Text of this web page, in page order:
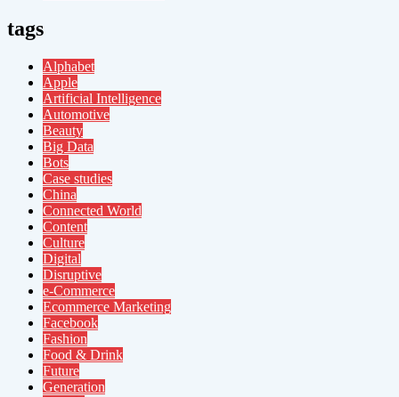
tags
Alphabet
Apple
Artificial Intelligence
Automotive
Beauty
Big Data
Bots
Case studies
China
Connected World
Content
Culture
Digital
Disruptive
e-Commerce
Ecommerce Marketing
Facebook
Fashion
Food & Drink
Future
Generation